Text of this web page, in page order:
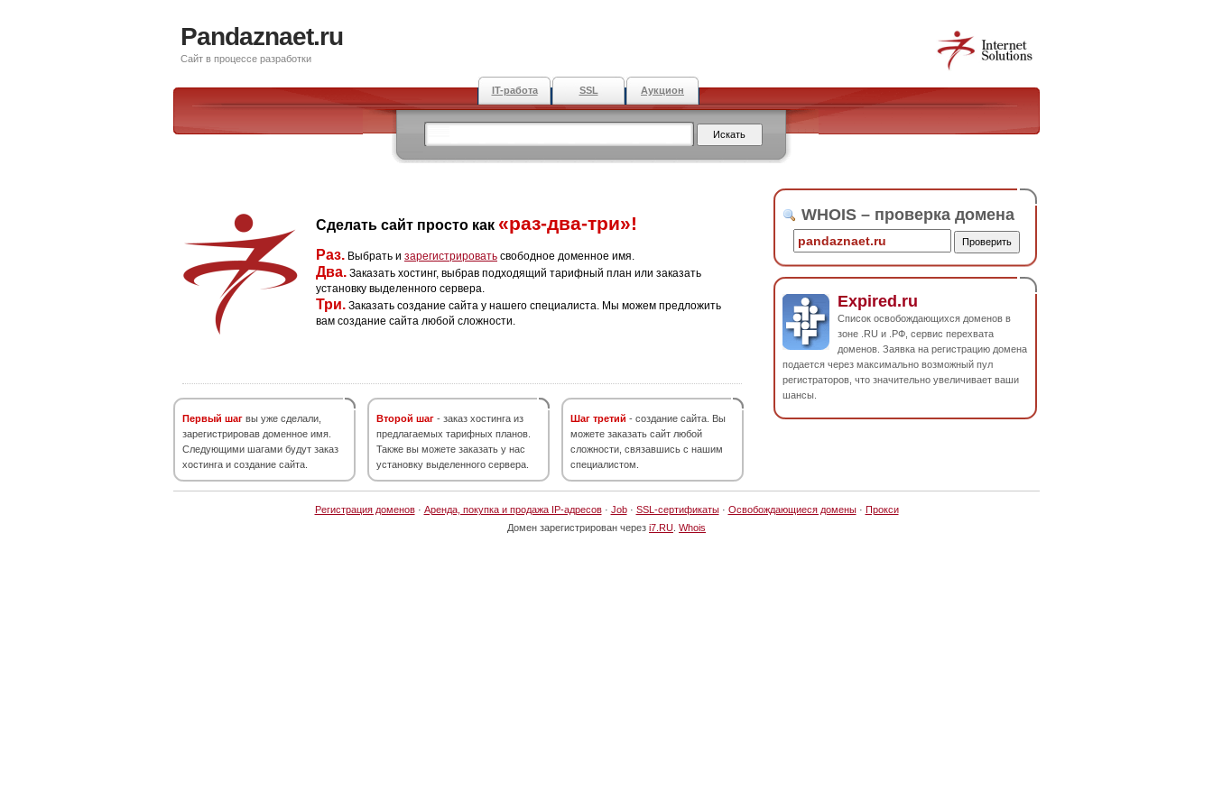
Pandaznaet.ru
Сайт в процессе разработки
IT-работа SSL Аукцион
Сделать сайт просто как «раз-два-три»!
Раз. Выбрать и зарегистрировать свободное доменное имя.
Два. Заказать хостинг, выбрав подходящий тарифный план или заказать
установку выделенного сервера.
Три. Заказать создание сайта у нашего специалиста. Мы можем предложить
вам создание сайта любой сложности.
Первый шаг вы уже сделали,
зарегистрировав доменное имя.
Следующими шагами будут заказ
хостинга и создание сайта.
Второй шаг - заказ хостинга из
предлагаемых тарифных планов.
Также вы можете заказать у нас
установку выделенного сервера.
Шаг третий - создание сайта. Вы
можете заказать сайт любой
сложности, связавшись с нашим
специалистом.
WHOIS – проверка домена
Expired.ru
Список освобождающихся доменов в
зоне .RU и .РФ, сервис перехвата
доменов. Заявка на регистрацию домена
подается через максимально возможный пул
регистраторов, что значительно увеличивает ваши
шансы.
Регистрация доменов· Аренда, покупка и продажа IP-адресов· Job· SSL-сертификаты· Освобождающиеся домены· Прокси
Домен зарегистрирован через i7.RU Whois